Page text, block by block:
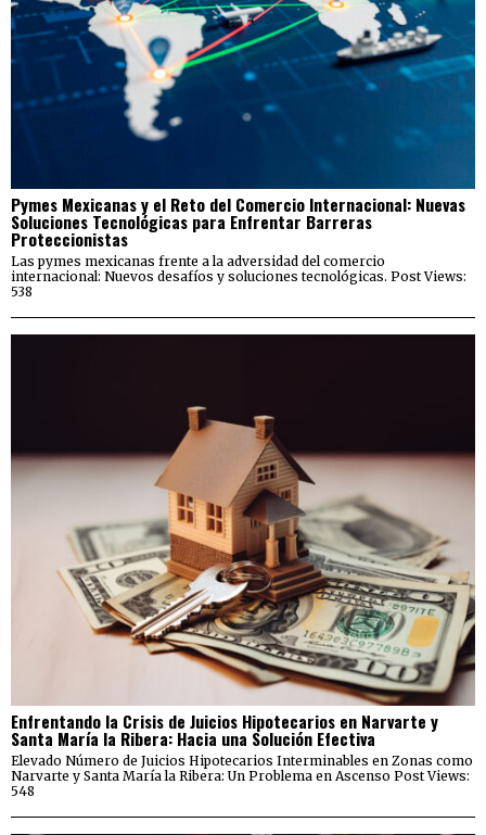
Pymes Mexicanas y el Reto del Comercio Internacional: Nuevas
Soluciones Tecnológicas para Enfrentar Barreras
Proteccionistas
Las pymes mexicanas frente a la adversidad del comercio
internacional: Nuevos desafíos y soluciones tecnológicas. Post Views:
538
Enfrentando la Crisis de Juicios Hipotecarios en Narvarte y
Santa María la Ribera: Hacia una Solución Efectiva
Elevado Número de Juicios Hipotecarios Interminables en Zonas como
Narvarte y Santa María la Ribera: Un Problema en Ascenso Post Views:
548